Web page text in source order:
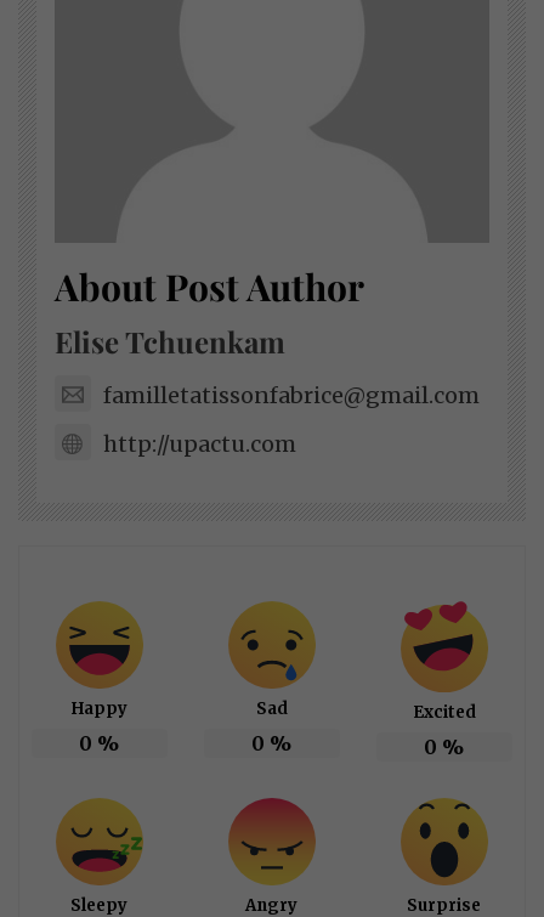
About Post Author
Elise Tchuenkam
familletatissonfabrice@gmail.com
http://upactu.com
Happy
0 %
Sad
0 %
Excited
0 %
Sleepy Angry Surprise